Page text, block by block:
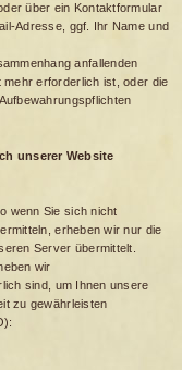
über ein Kontaktformular
Adresse, ggf. Ihr Name und
anfallenden
mehr erforderlich ist, oder die
unserer Website
wenn Sie sich nicht
erheben wir nur die
Server übermittelt.
wir
sind, um Ihnen unsere
zu gewährleisten